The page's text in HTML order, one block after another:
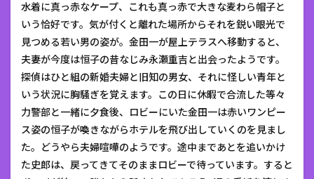
水着に真っ赤なケープ、これも真っ赤で大きな麦わら帽子と
いう恰好です。気が付くと離れた場所からそれを鋭い眼光で
見つめる若い男の姿が。金田一が屋上テラスへ移動すると、
夫妻が今度は恒子の昔なじみ永瀬重吉と出会ったようです。
探偵はひと組の新婚夫婦と旧知の男女、それに怪しい青年と
いう状況に胸騒ぎを覚えます。この日に休暇で合流した等々
力警部と一緒に夕食後、ロビーにいた金田一は赤いワンピー
ス姿の恒子が喚きながらホテルを飛び出していくのを見まし
た。どうやら夫婦喧嘩のようです。途中まであとを追いかけ
た史郎は、戻ってきてそのままロビーで待っています。すると